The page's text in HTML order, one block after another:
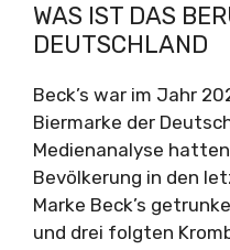
WAS IST DAS
DEUTSCHLAND
Beck’s war im Jahr
Biermarke der
Medienanalyse
Bevölkerung in den
Marke Beck’s
und drei folgten